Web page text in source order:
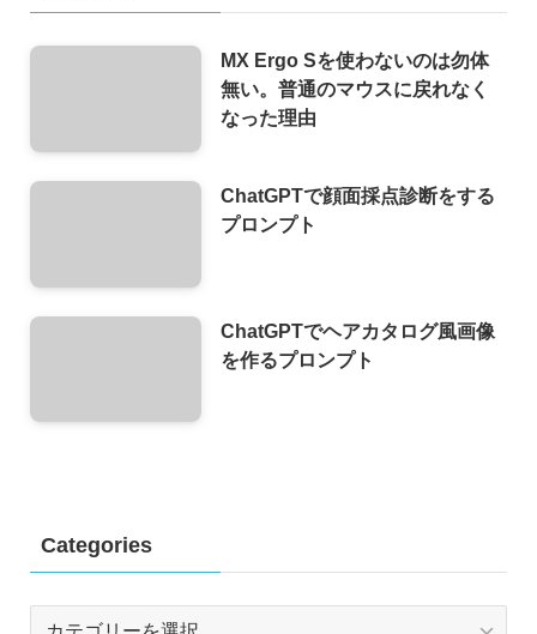
MX Ergo Sを使わないのは勿体
無い。普通のマウスに戻れなく
なった理由
ChatGPTで顔面採点診断をする
プロンプト
ChatGPTでヘアカタログ風画像
を作るプロンプト
Categories
Categories